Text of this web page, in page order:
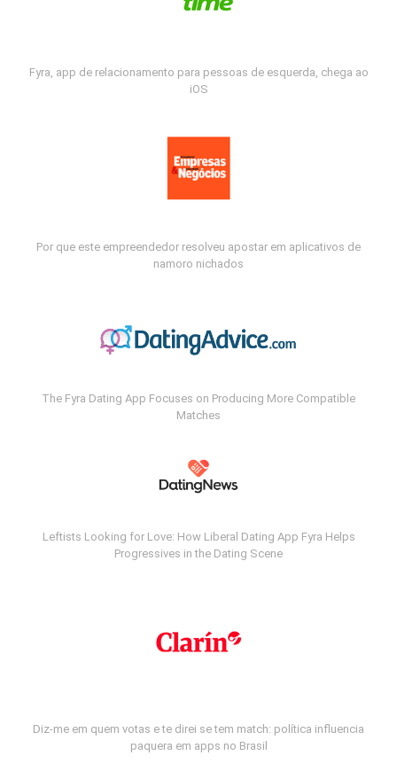
Fyra, app de relacionamento para pessoas de esquerda, chega ao
iOS
Por que este empreendedor resolveu apostar em aplicativos de
namoro nichados
The Fyra Dating App Focuses on Producing More Compatible
Matches
Leftists Looking for Love: How Liberal Dating App Fyra Helps
Progressives in the Dating Scene
Diz-me em quem votas e te direi se tem match: política influencia
paquera em apps no Brasil